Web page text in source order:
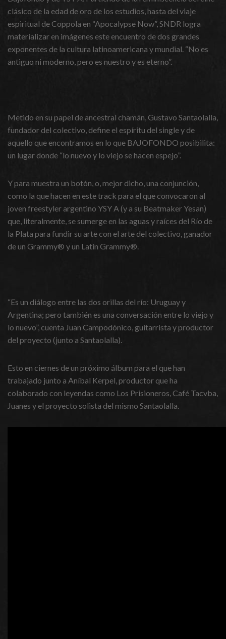
clásico de la edad de oro de los estudios, hasta del viaje
espiritual de Coppola en “Apocalypse Now”, SNDR logra
materializar en imágenes este encuentro de dos grandes
exponentes de la cultura latinoamericana y mundial. “No es
antiguo ni moderno, pero es nuestro y es eterno”.
Metido en su papel de ancestral chamán, Gustavo Santaolalla,
fundador del colectivo, define el espíritu del single y de
aquello que encontramos en lo que BAJOFONDO posibilita:
un lugar donde “lo nuevo y lo viejo se hacen espejo”.
Y para muestra un botón, o, mejor dicho, una conjunción,
como la que hacen en este track para el que convocaron al
joven freestyler argentino YSY A (y a su Beatmaker Yesan)
que, literalmente, se sumerge en las aguas y raíces del Río de
la Plata para fundir su arte con el arte del colectivo, ganador
de un Grammy® y un Latin Grammy®.
“Es un diálogo entre las dos orillas del río: Uruguay y
Argentina; pero también es una conversación entre lo viejo y
lo nuevo”, cuenta Juan Campodónico, guitarrista y productor
del proyecto (junto a Santaolalla).
Esto en ciernes de un próximo álbum para el que han
trabajado junto a Aníbal Kerpel, productor que ha
colaborado con leyendas como Los Prisioneros, Café Tacvba,
Juanes y el proyecto solista del mismo Santaolalla.